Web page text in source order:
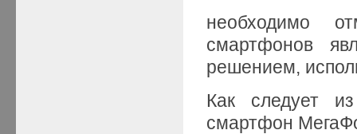
необходимо
смартфонов
решением,
Как следует
смартфон